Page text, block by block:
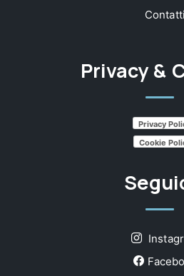
Contatti
Privacy &
Privacy
Cookie